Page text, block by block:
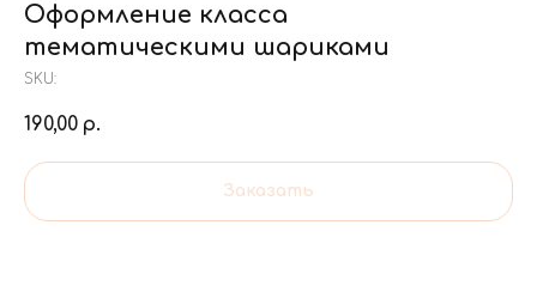
Оформление класса
тематическими шариками
SKU:
190,00 р.
Заказать